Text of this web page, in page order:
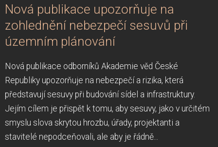
Nová publikace upozorňuje na
zohlednění nebezpečí sesuvů při
územním plánování
Nová publikace odborníků Akademie věd České
Republiky upozorňuje na nebezpečí a rizika, která
představují sesuvy při budování sídel a infrastruktury.
Jejím cílem je přispět k tomu, aby sesuvy, jako v určitém
smyslu slova skrytou hrozbu, úřady, projektanti a
stavitelé nepodceňovali, ale aby je řádně...